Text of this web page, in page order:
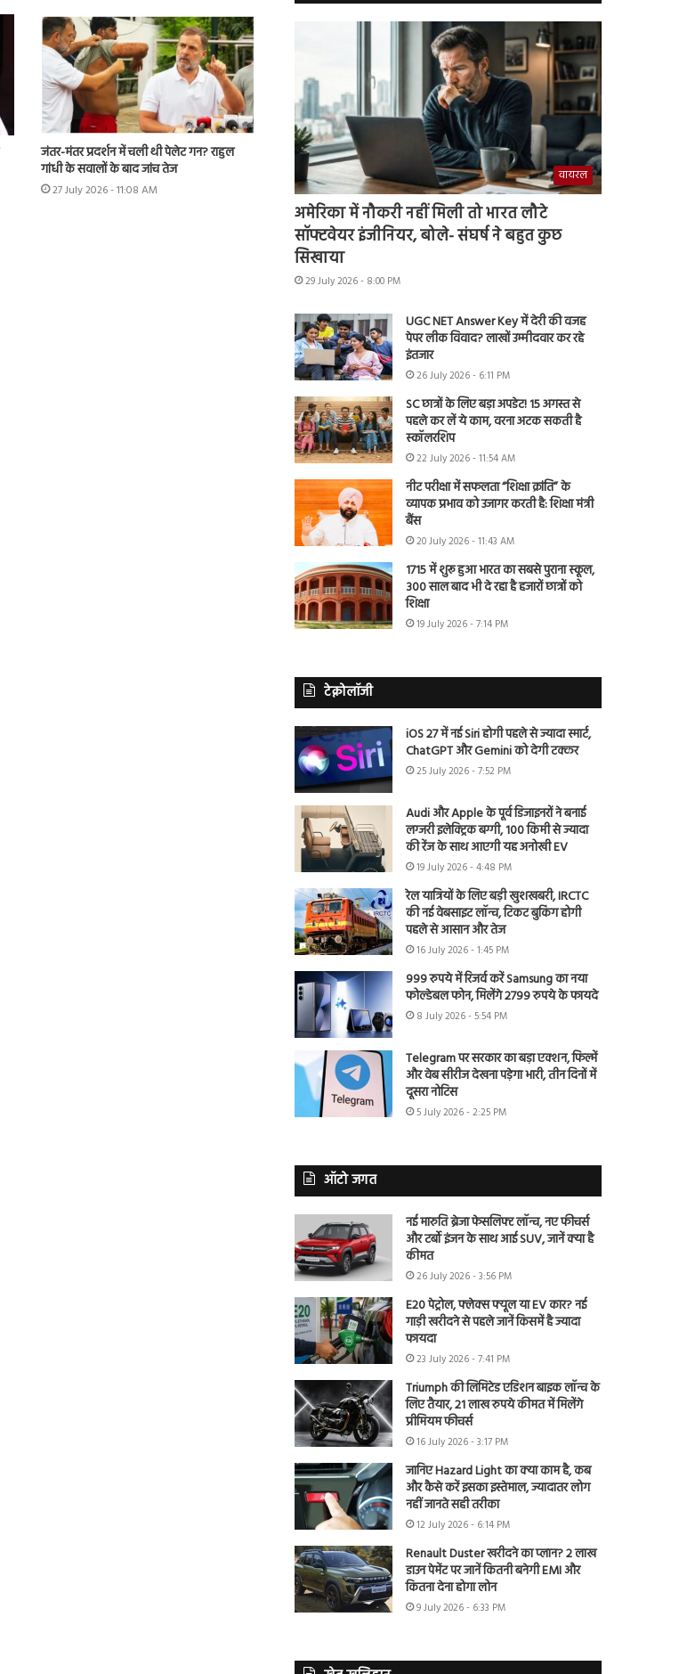
जंतर-मंतर प्रदर्शन में चली थी पेलेट गन? राहुल
गांधी के सवालों के बाद जांच तेज
27 July 2026 - 11:08 AM
वायरल
अमेरिका में नौकरी नहीं मिली तो भारत लौटे
सॉफ्टवेयर इंजीनियर, बोले- संघर्ष ने बहुत कुछ
सिखाया
29 July 2026 - 8:00 PM
UGC NET Answer Key में देरी की वजह
पेपर लीक विवाद? लाखों उम्मीदवार कर रहे
इंतजार
26 July 2026 - 6:11 PM
SC छात्रों के लिए बड़ा अपडेट! 15 अगस्त से
पहले कर लें ये काम, वरना अटक सकती है
स्कॉलरशिप
22 July 2026 - 11:54 AM
नीट परीक्षा में सफलता “शिक्षा क्रांति” के
व्यापक प्रभाव को उजागर करती है: शिक्षा मंत्री
बैंस
20 July 2026 - 11:43 AM
1715 में शुरू हुआ भारत का सबसे पुराना स्कूल,
300 साल बाद भी दे रहा है हजारों छात्रों को
शिक्षा
19 July 2026 - 7:14 PM
टेक्नोलॉजी
iOS 27 में नई Siri होगी पहले से ज्यादा स्मार्ट,
ChatGPT और Gemini को देगी टक्कर
25 July 2026 - 7:52 PM
Audi और Apple के पूर्व डिजाइनरों ने बनाई
लग्जरी इलेक्ट्रिक बग्गी, 100 किमी से ज्यादा
की रेंज के साथ आएगी यह अनोखी EV
19 July 2026 - 4:48 PM
रेल यात्रियों के लिए बड़ी खुशखबरी, IRCTC
की नई वेबसाइट लॉन्च, टिकट बुकिंग होगी
पहले से आसान और तेज
16 July 2026 - 1:45 PM
999 रुपये में रिजर्व करें Samsung का नया
फोल्डेबल फोन, मिलेंगे 2799 रुपये के फायदे
8 July 2026 - 5:54 PM
Telegram पर सरकार का बड़ा एक्शन, फिल्में
और वेब सीरीज देखना पड़ेगा भारी, तीन दिनों में
दूसरा नोटिस
5 July 2026 - 2:25 PM
ऑटो जगत
नई मारुति ब्रेजा फेसलिफ्ट लॉन्च, नए फीचर्स
और टर्बो इंजन के साथ आई SUV, जानें क्या है
कीमत
26 July 2026 - 3:56 PM
E20 पेट्रोल, फ्लेक्स फ्यूल या EV कार? नई
गाड़ी खरीदने से पहले जानें किसमें है ज्यादा
फायदा
23 July 2026 - 7:41 PM
Triumph की लिमिटेड एडिशन बाइक लॉन्च के
लिए तैयार, 21 लाख रुपये कीमत में मिलेंगे
प्रीमियम फीचर्स
16 July 2026 - 3:17 PM
जानिए Hazard Light का क्या काम है, कब
और कैसे करें इसका इस्तेमाल, ज्यादातर लोग
नहीं जानते सही तरीका
12 July 2026 - 6:14 PM
Renault Duster खरीदने का प्लान? 2 लाख
डाउन पेमेंट पर जानें कितनी बनेगी EMI और
कितना देना होगा लोन
9 July 2026 - 6:33 PM